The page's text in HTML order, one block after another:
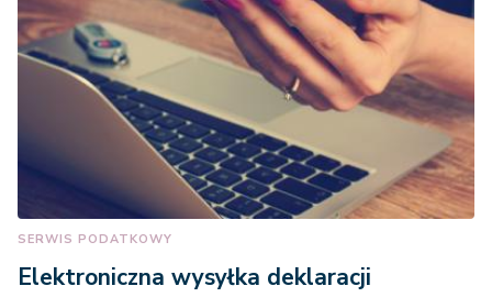
SERWIS PODATKOWY
Elektroniczna wysyłka deklaracji